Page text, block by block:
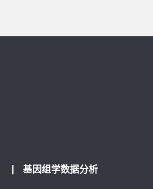
基因组学数据分析